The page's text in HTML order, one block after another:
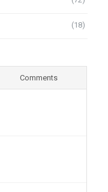
(18)
Comments